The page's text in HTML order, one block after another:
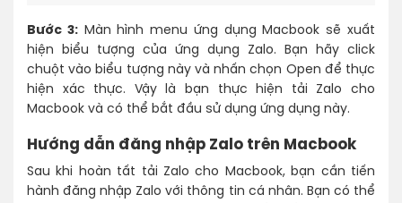
Bước 3:Màn hình menu ứng dụng Macbook sẽ xuất
hiện biểu tượng của ứng dụng Zalo. Bạn hãy click
chuột vào biểu tượng này và nhấn chọn Open để thực
hiện xác thực. Vậy là bạn thực hiện tải Zalo cho
Macbook và có thể bắt đầu sử dụng ứng dụng này.
Hướng dẫn đăng nhập Zalo trên Macbook
Sau khi hoàn tất tải Zalo cho Macbook, bạn cần tiến
hành đăng nhập Zalo với thông tin cá nhân. Bạn có thể